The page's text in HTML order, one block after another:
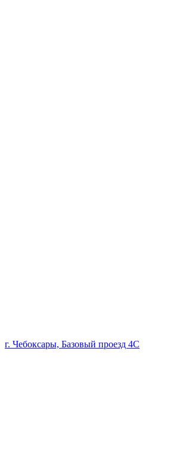
г. Чебоксары, Базовый проезд 4С